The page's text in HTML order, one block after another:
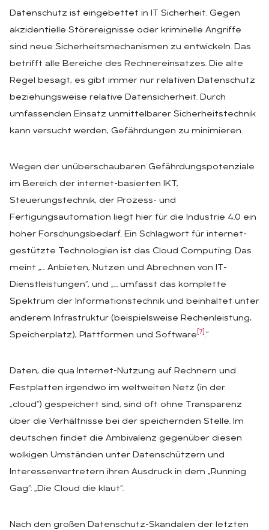
Datenschutz ist eingebettet in IT Sicherheit. Gegen
akzidentielle Störereignisse oder kriminelle Angriffe
sind neue Sicherheitsmechanismen zu entwickeln. Das
betrifft alle Bereiche des Rechnereinsatzes. Die alte
Regel besagt, es gibt immer nur relativen Datenschutz
beziehungsweise relative Datensicherheit. Durch
umfassenden Einsatz unmittelbarer Sicherheitstechnik
kann versucht werden, Gefährdungen zu minimieren.
Wegen der unüberschaubaren Gefährdungspotenziale
im Bereich der internet-basierten IKT,
Steuerungstechnik, der Prozess- und
Fertigungsautomation liegt hier für die Industrie 4.0 ein
hoher Forschungsbedarf. Ein Schlagwort für internet-
gestützte Technologien ist das Cloud Computing. Das
meint „… Anbieten, Nutzen und Abrechnen von IT-
Dienstleistungen“, und „… umfasst das komplette
Spektrum der Informationstechnik und beinhaltet unter
anderem Infrastruktur (beispielsweise Rechenleistung,
Speicherplatz), Plattformen und Software [7] .“
Daten, die qua Internet-Nutzung auf Rechnern und
Festplatten irgendwo im weltweiten Netz (in der
„cloud“) gespeichert sind, sind oft ohne Transparenz
über die Verhältnisse bei der speichernden Stelle. Im
deutschen findet die Ambivalenz gegenüber diesen
wolkigen Umständen unter Datenschützern und
Interessenvertretern ihren Ausdruck in dem „Running
Gag“: „Die Cloud die klaut“.
Nach den großen Datenschutz-Skandalen der letzten